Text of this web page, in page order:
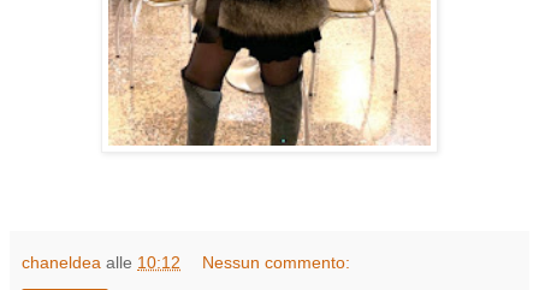
chaneldea alle 10:12 Nessun commento: